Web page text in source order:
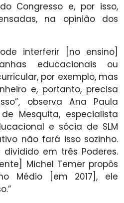
Congresso e, por isso,
na opinião dos
interferir [no ensino]
educacionais ou
por exemplo, mas
e, portanto, precisa
observa Ana Paula
Mesquita, especialista
e sócia de SLM
não fará isso sozinho.
em três Poderes.
Michel Temer propôs
Médio [em 2017], ele